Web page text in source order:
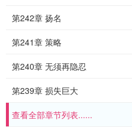
第242章 扬名
第241章 策略
第240章 无须再隐忍
第239章 损失巨大
查看全部章节列表......